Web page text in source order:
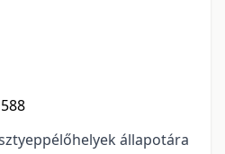
588
állapotára